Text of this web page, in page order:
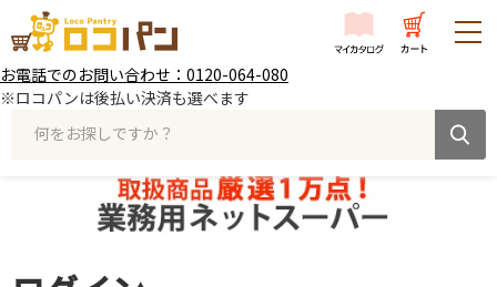
お電話でのお問い合わせ：0120-064-080
※ロコパンは後払い決済も選べます
何をお探しですか？